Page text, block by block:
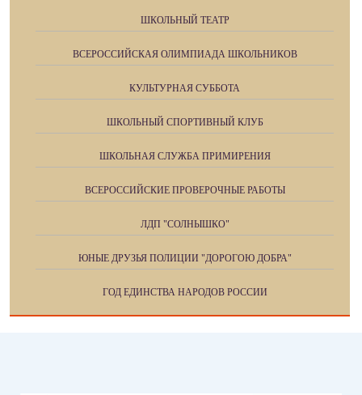
ШКОЛЬНЫЙ ТЕАТР
ВСЕРОССИЙСКАЯ ОЛИМПИАДА ШКОЛЬНИКОВ
КУЛЬТУРНАЯ СУББОТА
ШКОЛЬНЫЙ СПОРТИВНЫЙ КЛУБ
ШКОЛЬНАЯ СЛУЖБА ПРИМИРЕНИЯ
ВСЕРОССИЙСКИЕ ПРОВЕРОЧНЫЕ РАБОТЫ
ЛДП "СОЛНЫШКО"
ЮНЫЕ ДРУЗЬЯ ПОЛИЦИИ "ДОРОГОЮ ДОБРА"
ГОД ЕДИНСТВА НАРОДОВ РОССИИ